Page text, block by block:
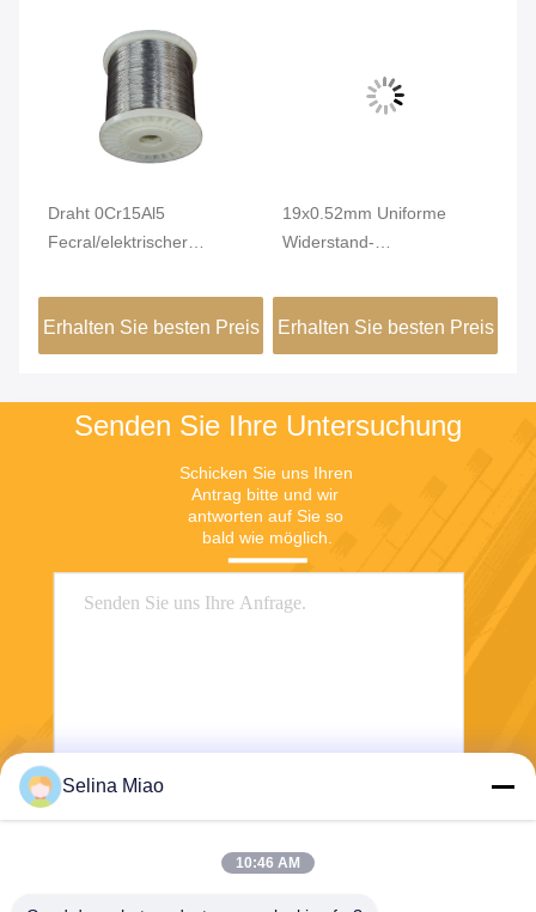
Draht 0Cr15Al5
Fecral/elektrischer
Ofen
Erhalten Sie besten Preis
19x0.52mm Uniforme
Widerstand-
Drahtseil für Heizelemente
Erhalten Sie besten Preis
Senden Sie Ihre Untersuchung
Schicken Sie uns Ihren
Antrag bitte und wir
antworten auf Sie so
bald wie möglich.
Senden Sie
Selina Miao
10:46 AM